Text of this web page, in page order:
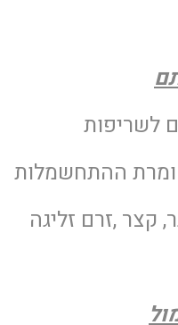
לשריפות
ההתחשמלות
קצר ,זרם זליגה